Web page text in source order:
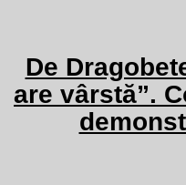
De
are vârstă”.